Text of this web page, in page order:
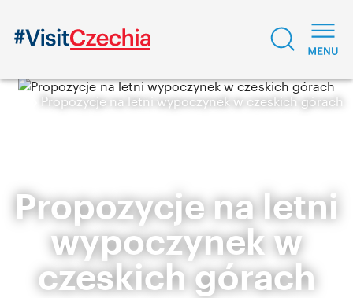
Propozycje na letni wypoczynek w czeskich górach
Propozycje na letni
wypoczynek w
czeskich górach